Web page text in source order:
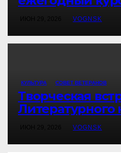
VOGNSK
КУЛЬТУРА СОВЕТ ВЕТЕРАНОВ
Творческая
Литературного
VOGNSK